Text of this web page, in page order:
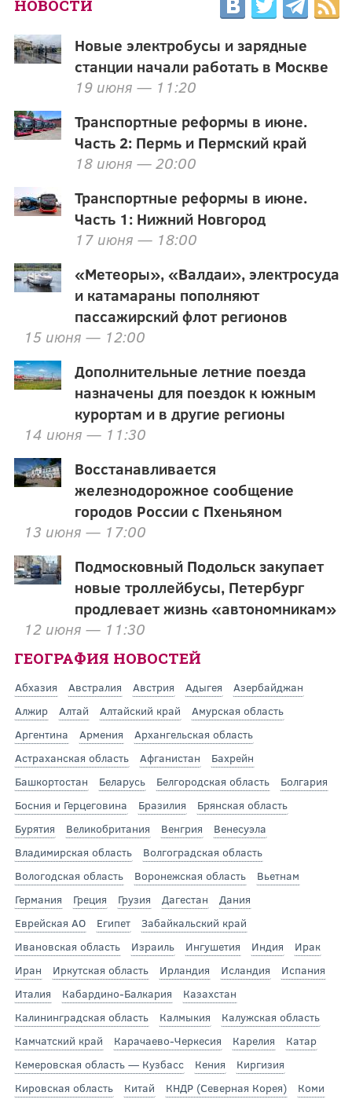
НОВОСТИ
Новые электробусы и зарядные
станции начали работать в Москве
19 июня — 11:20
Транспортные реформы в июне.
Часть 2: Пермь и Пермский край
18 июня — 20:00
Транспортные реформы в июне.
Часть 1: Нижний Новгород
17 июня — 18:00
«Метеоры», «Валдаи», электросуда
и катамараны пополняют
пассажирский флот регионов
15 июня — 12:00
Дополнительные летние поезда
назначены для поездок к южным
курортам и в другие регионы
14 июня — 11:30
Восстанавливается
железнодорожное сообщение
городов России с Пхеньяном
13 июня — 17:00
Подмосковный Подольск закупает
новые троллейбусы, Петербург
продлевает жизнь «автономникам»
12 июня — 11:30
ГЕОГРАФИЯ НОВОСТЕЙ
Абхазия Австралия Австрия Адыгея
Азербайджан
Алжир
Алтай Алтайский край
Амурская область
Аргентина
Армения
Архангельская область
Астраханская область
Афганистан
Бахрейн
Башкортостан
Беларусь Белгородская область
Болгария
Босния и Герцеговина
Бразилия
Брянская область
Бурятия
Великобритания Венгрия
Венесуэла
Владимирская область
Волгоградская область
Вологодская область
Воронежская область
Вьетнам
Германия
Греция Грузия Дагестан
Дания
Еврейская АО
Египет
Забайкальский край
Ивановская область
Израиль Ингушетия Индия
Ирак
Иран
Иркутская область Ирландия Исландия
Испания
Италия
Кабардино-Балкария
Казахстан
Калининградская область
Калмыкия
Калужская область
Камчатский край
Карачаево-Черкесия Карелия
Катар
Кемеровская область — Кузбасс
Кения
Киргизия
Кировская область
Китай КНДР (Северная Корея)
Коми